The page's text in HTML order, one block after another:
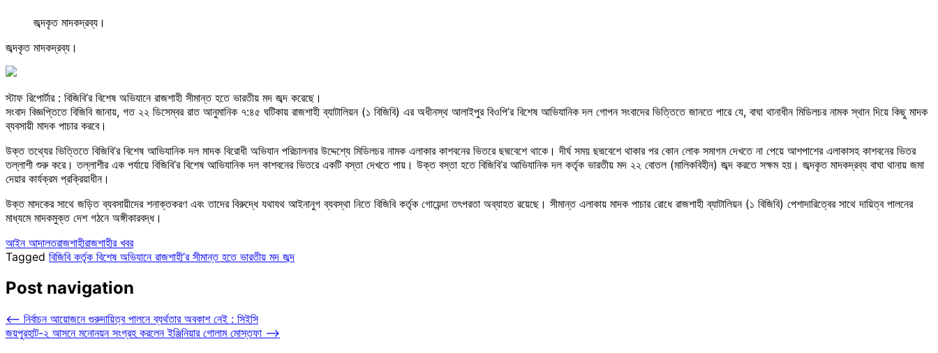
জব্দকৃত মাদকদ্রব্য।
জব্দকৃত মাদকদ্রব্য।
স্টাফ রিপোর্টার : বিজিবি’র বিশেষ অভিযানে রাজশাহী সীমান্ত হতে ভারতীয় মদ জব্দ করেছে।
সংবাদ বিজ্ঞপ্তিতে বিজিবি জানায়, গত ২২ ডিসেম্বর রাত আনুমানিক ৭:৪৫ ঘটিকায় রাজশাহী ব্যাটালিয়ন (১ বিজিবি) এর অধীনস্থ আলাইপুর বিওপি’র বিশেষ আভিযানিক দল গোপন সংবাদের ভিত্তিতে জানতে পারে যে, বাঘা থানাধীন মিডিলচর নামক স্থান দিয়ে কিছু মাদক
ব্যবসায়ী মাদক পাচার করবে।
উক্ত তথ্যের ভিত্তিতে বিজিবি’র বিশেষ আভিযানিক দল মাদক বিরোধী অভিযান পরিচালনার উদ্দেশ্যে মিডিলচর নামক এলাকার কাশবনের ভিতরে ছদ্মবেশে থাকে। দীর্ঘ সময় ছদ্মবেশে থাকার পর কোন লোক সমাগম দেখতে না পেয়ে আশপাশের এলাকাসহ কাশবনের ভিতর
তল্লাশী শুরু করে। তল্লাশীর এক পর্যায়ে বিজিবি’র বিশেষ আভিযানিক দল কাশবনের ভিতরে একটি বস্তা দেখতে পায়। উক্ত বস্তা হতে বিজিবি’র আভিযানিক দল কর্তৃক ভারতীয় মদ ২২ বোতল (মালিকবিহীন) জব্দ করতে সক্ষম হয়। জব্দকৃত মাদকদ্রব্য বাঘা থানায় জমা
দেয়ার কার্যক্রম প্রক্রিয়াধীন।
উক্ত মাদকের সাথে জড়িত ব্যবসায়ীদের শনাক্তকরণ এবং তাদের বিরুদ্ধে যথাযথ আইনানুগ ব্যবস্থা নিতে বিজিবি কর্তৃক গোয়েন্দা তৎপরতা অব্যাহত রয়েছে। সীমান্ত এলাকায় মাদক পাচার রোধে রাজশাহী ব্যাটালিয়ন (১ বিজিবি) পেশাদারিত্বের সাথে দায়িত্ব পালনের
মাধ্যমে মাদকমুক্ত দেশ গঠনে অঙ্গীকারবদ্ধ।
আইন আদালতরাজশাহীরাজশাহীর খবর
Tagged বিজিবি কর্তৃক বিশেষ অভিযানে রাজশাহী’র সীমান্ত হতে ভারতীয় মদ জব্দ
Post navigation
⟵ নির্বাচন আয়োজনে গুরুদায়িত্ব পালনে ব্যর্থতার অবকাশ নেই : সিইসি
জয়পুরহাট-২ আসনে মনোনয়ন সংগ্রহ করলেন ইঞ্জিনিয়ার গোলাম মোস্তফা ⟶